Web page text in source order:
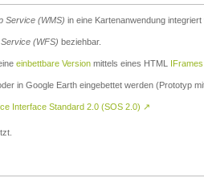
Service (WMS) in eine Kartenanwendung integriert
(WFS) beziehbar.
einbettbare Version mittels eines HTML IFrames
in Google Earth eingebettet werden (Prototyp
Interface Standard 2.0 (SOS 2.0) ↗